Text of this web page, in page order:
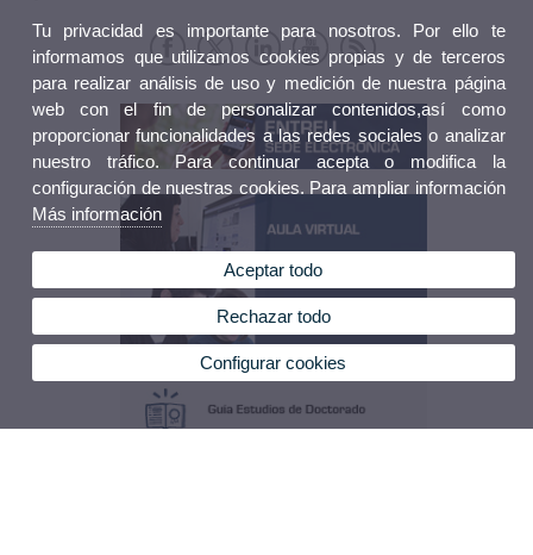
Tu privacidad es importante para nosotros. Por ello te
informamos que utilizamos cookies propias y de terceros
para realizar análisis de uso y medición de nuestra página
web con el fin de personalizar contenidos,así como
proporcionar funcionalidades a las redes sociales o analizar
nuestro tráfico. Para continuar acepta o modifica la
configuración de nuestras cookies. Para ampliar información
Más información
Aceptar todo
Rechazar todo
Configurar cookies